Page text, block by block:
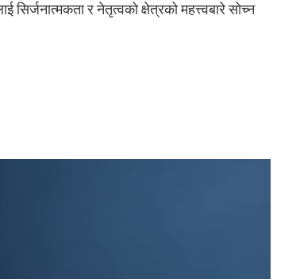
सिर्जनात्मकता र नेतृत्वको क्षेत्रको महत्त्वबारे सोच्न